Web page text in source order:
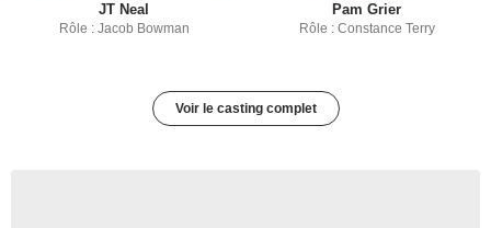
JT Neal
Rôle : Jacob Bowman
Pam Grier
Rôle : Constance Terry
Voir le casting complet